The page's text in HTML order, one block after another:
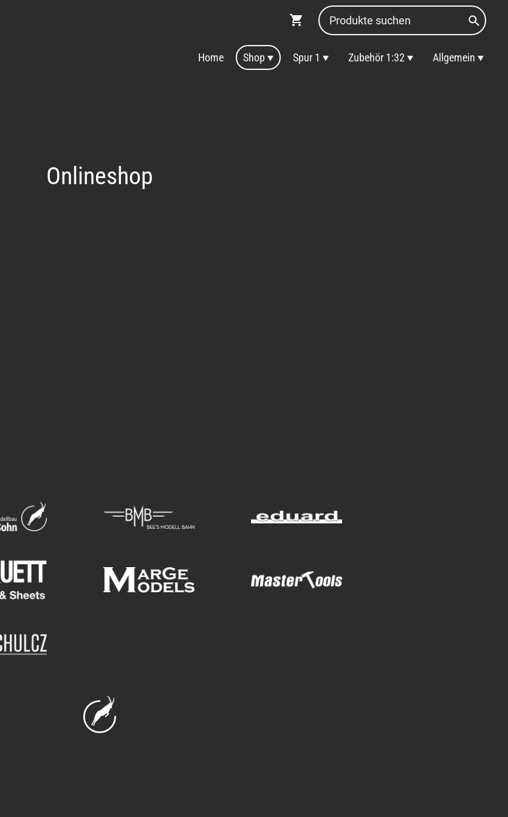
Home Shop Spur 1 Zubehör 1:32 Allgemein
Onlineshop